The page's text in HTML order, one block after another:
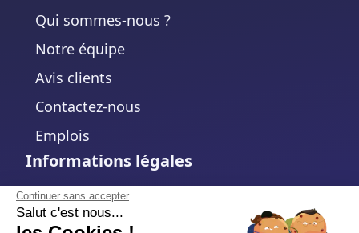
Continuer sans accepter
Salut c'est nous...
Qui sommes-nous ?
Notre équipe
Avis clients
Contactez-nous
Emplois
Informations légales
Mentions légales
Politique de confidentialité